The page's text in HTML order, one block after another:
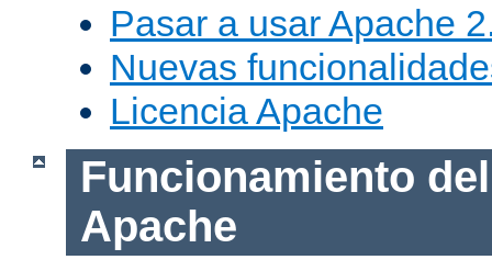
Pasar a usar Apache
Nuevas
Licencia Apache
Funcionamiento
Apache